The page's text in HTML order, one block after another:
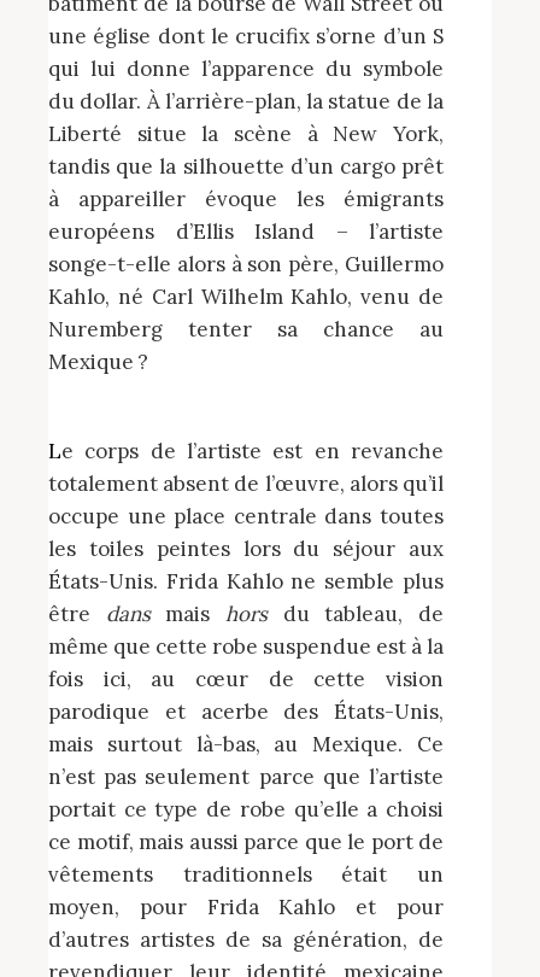
une église dont le crucifix s’orne d’un S
qui lui donne l’apparence du symbole
du dollar. À l’arrière-plan, la statue de la
Liberté situe la scène à New York,
tandis que la silhouette d’un cargo prêt
à appareiller évoque les émigrants
européens d’Ellis Island – l’artiste
songe-t-elle alors à son père, Guillermo
Kahlo, né Carl Wilhelm Kahlo, venu de
Nuremberg tenter sa chance au
Mexique ?
Le corps de l’artiste est en revanche
totalement absent de l’œuvre, alors qu’il
occupe une place centrale dans toutes
les toiles peintes lors du séjour aux
États-Unis. Frida Kahlo ne semble plus
être dansmaishorsdu tableau, de
même que cette robe suspendue est à la
fois ici, au cœur de cette vision
parodique et acerbe des États-Unis,
mais surtout là-bas, au Mexique. Ce
n’est pas seulement parce que l’artiste
portait ce type de robe qu’elle a choisi
ce motif, mais aussi parce que le port de
vêtements traditionnels était un
moyen, pour Frida Kahlo et pour
d’autres artistes de sa génération, de